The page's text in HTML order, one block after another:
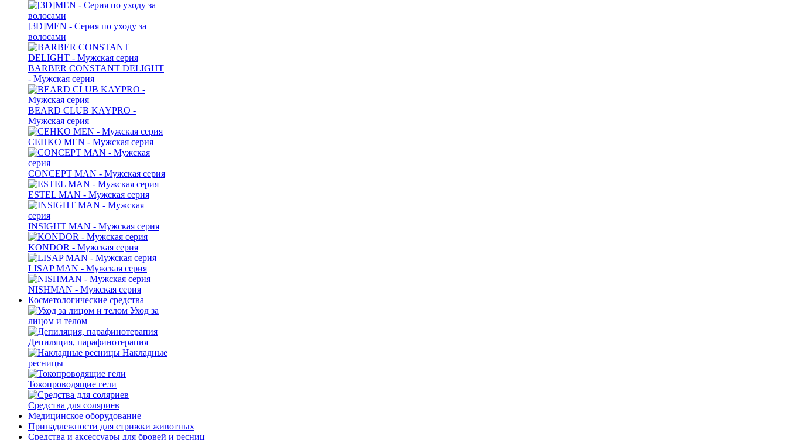
[3D]MEN - Серия по уходу за
волосами
BARBER CONSTANT DELIGHT
- Мужская серия
BEARD CLUB KAYPRO -
Мужская серия
CEHKO MEN - Мужская серия
CONCEPT MAN - Мужская серия
ESTEL MAN - Мужская серия
INSIGHT MAN - Мужская серия
KONDOR - Мужская серия
LISAP MAN - Мужская серия
NISHMAN - Мужская серия
Косметологические средства
Уход за
лицом и телом
Депиляция, парафинотерапия
Накладные
ресницы
Токопроводящие гели
Средства для соляриев
Медицинское оборудование
Принадлежности для стрижки животных
Средства и аксессуары для бровей и ресниц